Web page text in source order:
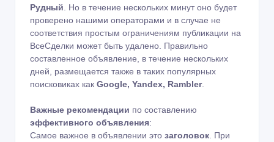
Рудный . Но в течение нескольких минут оно будет
проверено нашими операторами и в случае не
соответствия простым ограничениям публикации на
ВсеСделки может быть удалено. Правильно
составленное объявление, в течение нескольких
дней, размещается также в таких популярных
поисковиках как Google, Yandex, Rambler.
Важные рекомендации по составлению
эффективного объявления:
Самое важное в объявлении это заголовок . При